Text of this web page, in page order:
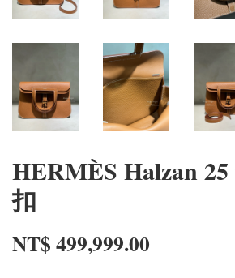
HERMÈS Halzan
扣
NT$ 499,999.00